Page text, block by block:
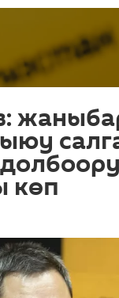
көп